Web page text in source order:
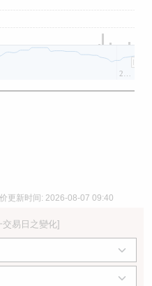
更新时间: 2026-08-07 09:40
易日之變化]